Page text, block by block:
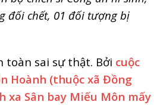
đối chết, 01 đối tượng bị
toàn sai sự thật. Bởi cuộc
Hoành (thuộc xã Đồng
xa Sân bay Miếu Môn mấy